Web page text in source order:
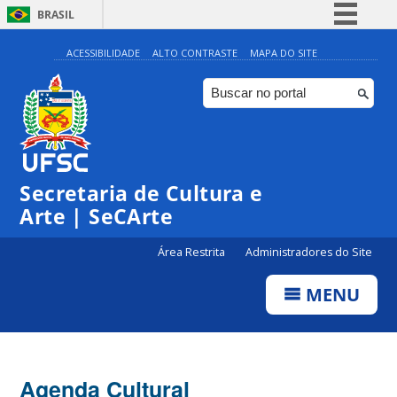
BRASIL
Simplifique!
Comunica BR
Participe
ACESSIBILIDADE ALTO CONTRASTE MAPA DO SITE
Secretaria de Cultura e
Arte | SeCArte
Área Restrita Administradores do Site
MENU
Agenda Cultural